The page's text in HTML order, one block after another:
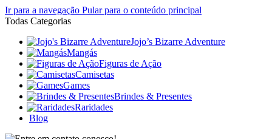
Ir para a navegação Pular para o conteúdo principal
Todas Categorias
Jojo’s Bizarre Adventure
Mangás
Figuras de Ação
Camisetas
Games
Brindes & Presentes
Raridades
Blog